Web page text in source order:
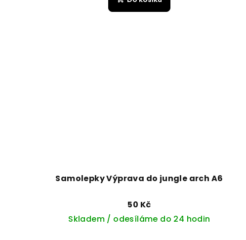
Samolepky Výprava do jungle arch A6
50 Kč
Skladem / odesíláme do 24 hodin